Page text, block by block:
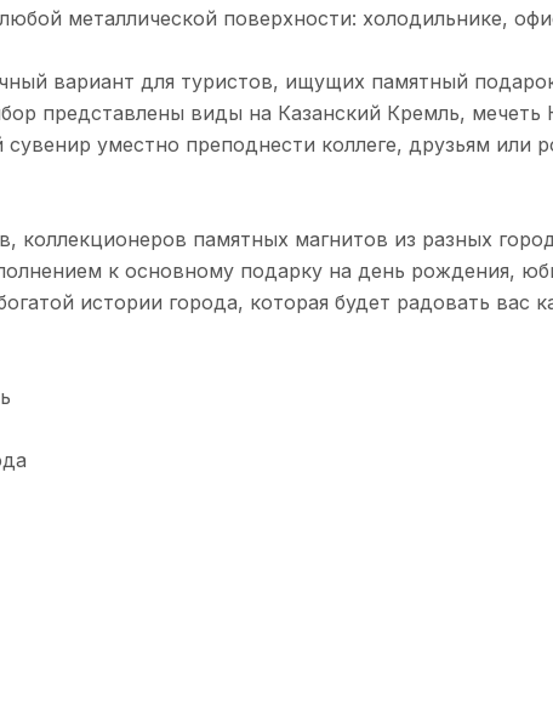
металлической поверхности: холодильнике,
вариант для туристов, ищущих памятный
представлены виды на Казанский Кремль,
уместно преподнести коллеге, друзьям или
коллекционеров памятных магнитов из разных
к основному подарку на день рождения,
истории города, которая будет радовать вас